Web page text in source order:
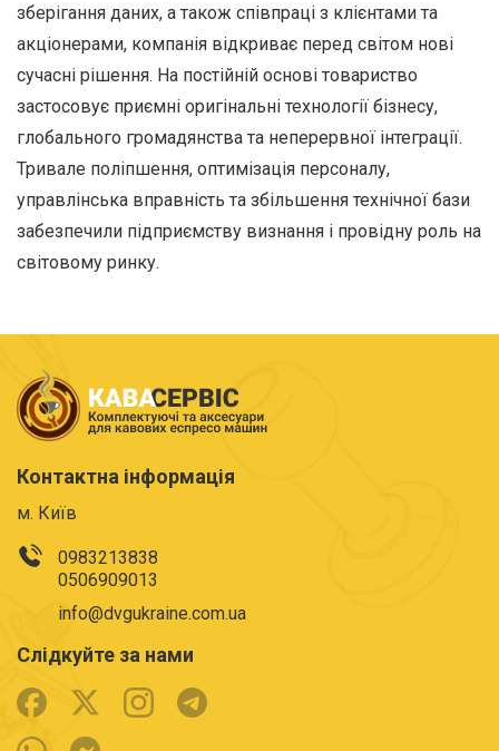
зберігання даних, а також співпраці з клієнтами та
акціонерами, компанія відкриває перед світом нові
сучасні рішення. На постійній основі товариство
застосовує приємні оригінальні технології бізнесу,
глобального громадянства та неперервної інтеграції.
Тривале поліпшення, оптимізація персоналу,
управлінська вправність та збільшення технічної бази
забезпечили підприємству визнання і провідну роль на
світовому ринку.
Контактна інформація
м. Київ
0983213838
0506909013
info@dvgukraine.com.ua
Слідкуйте за нами